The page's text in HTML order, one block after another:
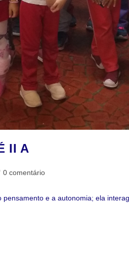
II A
0 comentário
e a autonomia; ela